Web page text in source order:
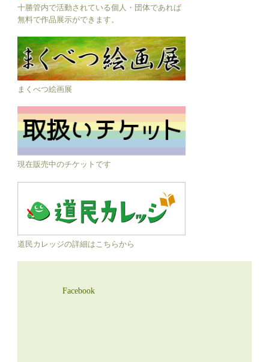
十勝管内で活動されている個人・団体であれば
無料で作品展示ができます。
まくべつ絵画展
現在販売中のチケットです
道民カレッジの詳細はこちらから
Facebook